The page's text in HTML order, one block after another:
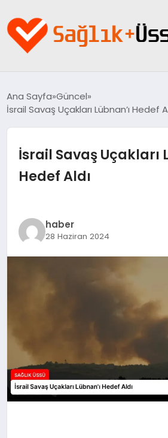
SAĞLIK
GÜNCEL
BESLENME
Ana Sayfa Güncel
İsrail Savaş Uçakları Lübnan’ı Hedef
İsrail Savaş Uçakları
Hedef Aldı
haber
28 Haziran 2024